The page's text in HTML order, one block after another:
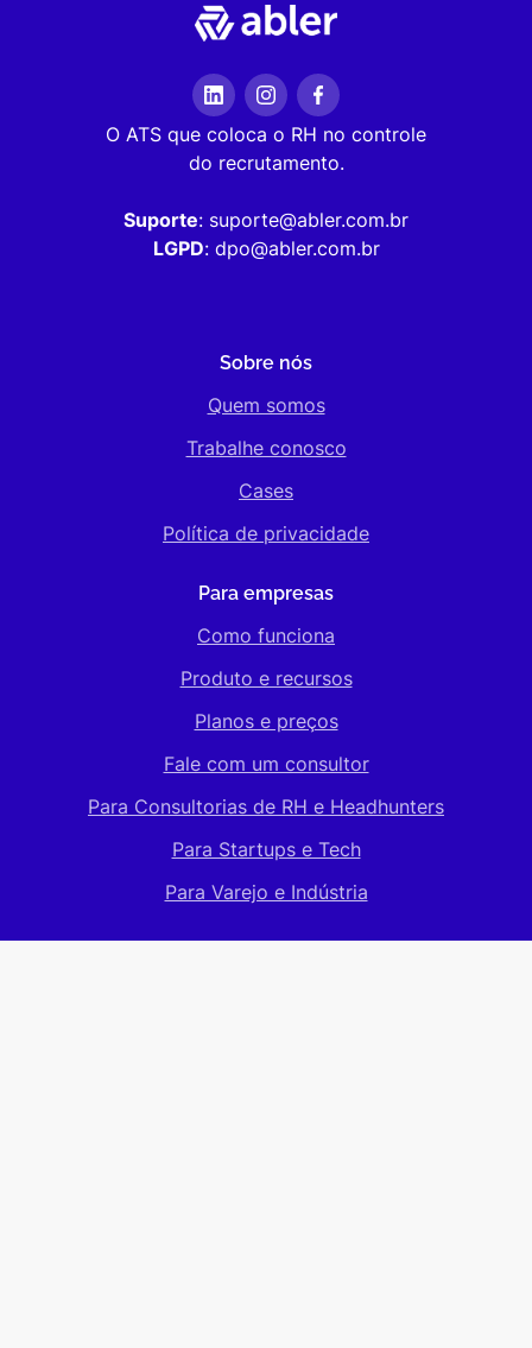
O ATS que coloca o RH no controle
do recrutamento.
Suporte: suporte@abler.com.br
LGPD: dpo@abler.com.br
Sobre nós
Quem somos
Trabalhe conosco
Cases
Política de privacidade
Para empresas
Como funciona
Produto e recursos
Planos e preços
Fale com um consultor
Para Consultorias de RH e Headhunters
Para Startups e Tech
Para Varejo e Indústria